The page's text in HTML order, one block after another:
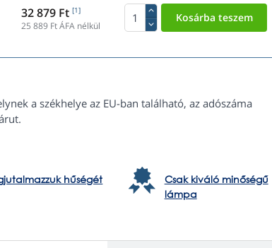
32 879 Ft [1]
25 889 Ft ÁFA nélkül
a székhelye az EU-ban található, az adószáma
hűségét
Csak kiváló minőségű
lámpa